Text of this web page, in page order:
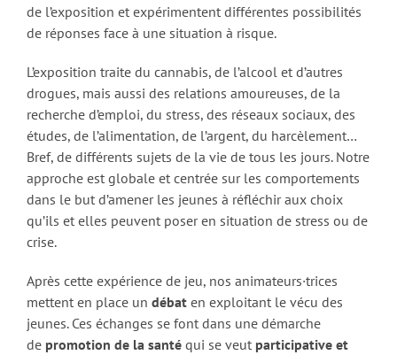
de l’exposition et expérimentent différentes possibilités
de réponses face à une situation à risque.
L’exposition traite du cannabis, de l’alcool et d’autres
drogues, mais aussi des relations amoureuses, de la
recherche d’emploi, du stress, des réseaux sociaux, des
études, de l’alimentation, de l’argent, du harcèlement…
Bref, de différents sujets de la vie de tous les jours. Notre
approche est globale et centrée sur les comportements
dans le but d’amener les jeunes à réfléchir aux choix
qu’ils et elles peuvent poser en situation de stress ou de
crise.
Après cette expérience de jeu, nos animateurs·trices
mettent en place un débaten exploitant le vécu des
jeunes. Ces échanges se font dans une démarche
de promotion de la santéqui se veut participative et